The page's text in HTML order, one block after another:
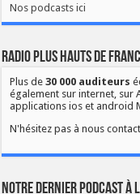
Nos podcasts ici
Radio Plus Hauts de
Plus de30 000 auditeurs
également sur internet, sur
applications ios et android
N'hésitez pas à nous
Notre dernier podcast à